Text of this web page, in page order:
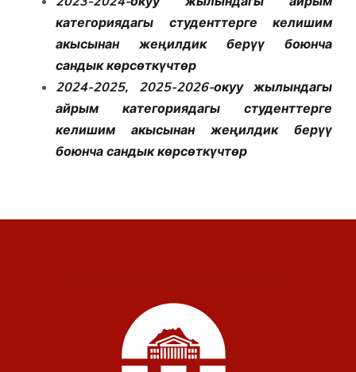
категориядагы студенттерге келишим
акысынан жеңилдик берүү боюнча
сандык көрсөткүчтөр
2024-2025, 2025-2026-окуу жылындагы
айрым категориядагы студенттерге
келишим акысынан жеңилдик берүү
боюнча сандык көрсөткүчтөр